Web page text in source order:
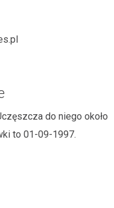
do niego około
to 01-09-1997.